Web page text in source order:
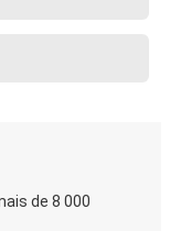
de 8 000